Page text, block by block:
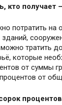
кто получает
потратить на
тратить
которые
от суммы
от